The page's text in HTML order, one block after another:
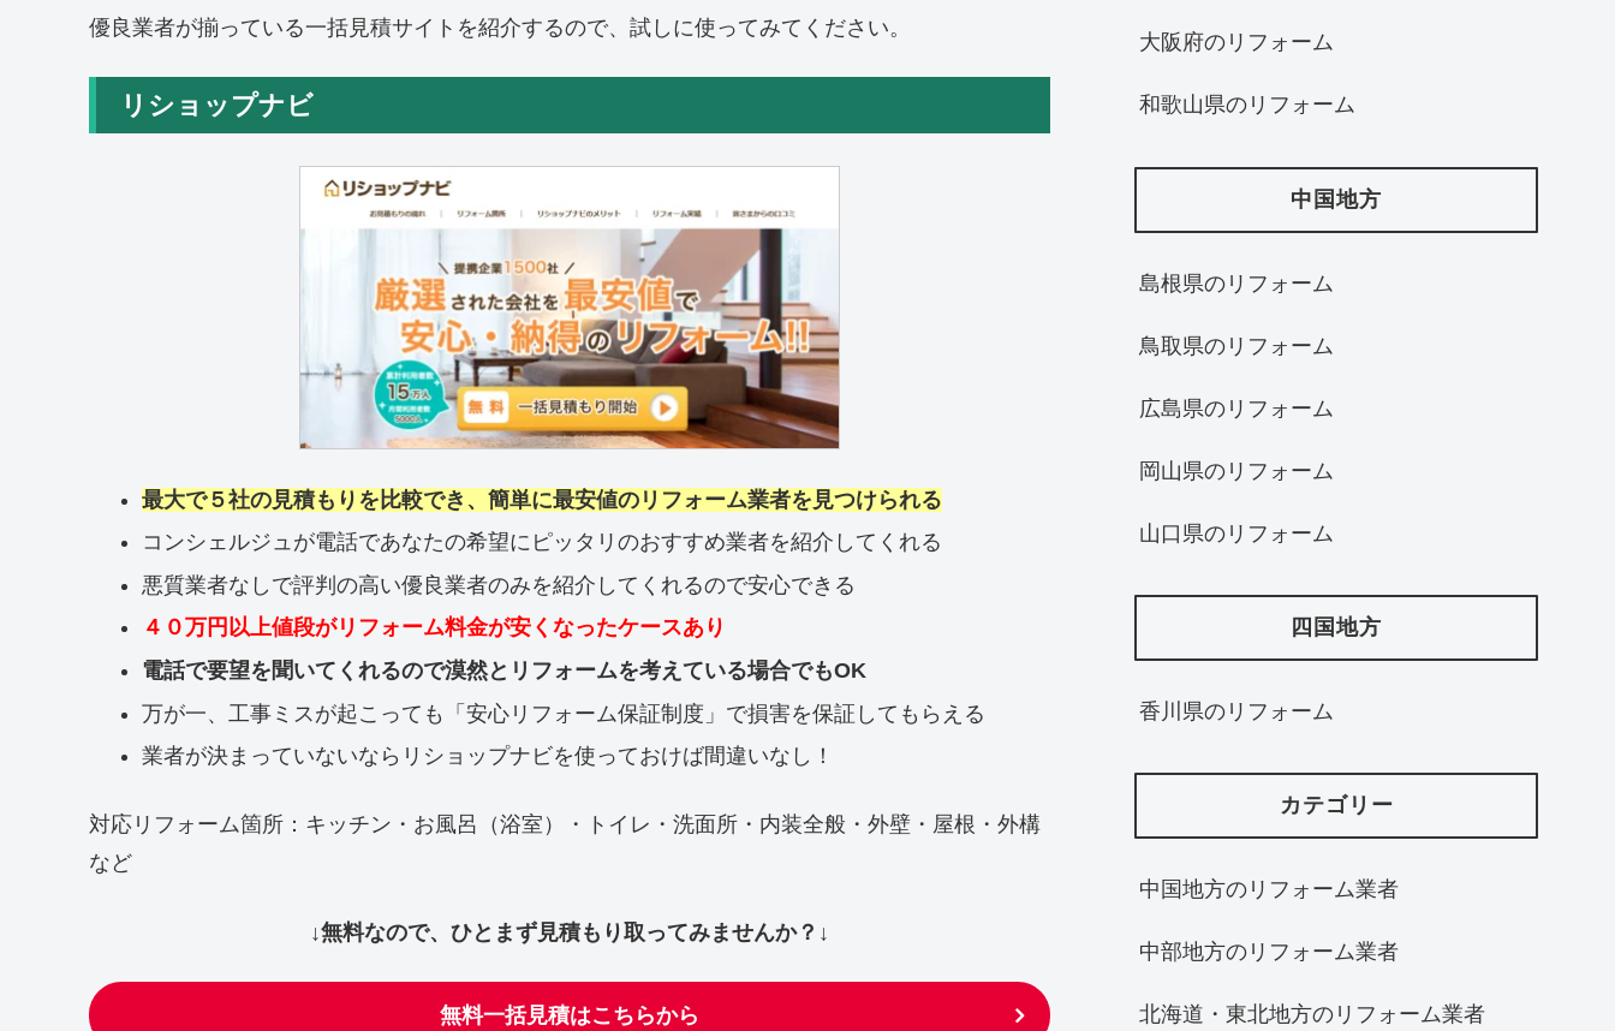
優良業者が揃っている一括見積サイトを紹介するので、試しに使ってみてください。
リショップナビ
最大で５社の見積もりを比較でき、簡単に最安値のリフォーム業者を見つけられる
コンシェルジュが電話であなたの希望にピッタリのおすすめ業者を紹介してくれる
悪質業者なしで評判の高い優良業者のみを紹介してくれるので安心できる
４０万円以上値段がリフォーム料金が安くなったケースあり
電話で要望を聞いてくれるので漠然とリフォームを考えている場合でもOK
万が一、工事ミスが起こっても「安心リフォーム保証制度」で損害を保証してもらえる
業者が決まっていないならリショップナビを使っておけば間違いなし！
対応リフォーム箇所：キッチン・お風呂（浴室）・トイレ・洗面所・内装全般・外壁・屋根・外構
など
↓無料なので、ひとまず見積もり取ってみませんか？↓
無料一括見積はこちらから
大阪府のリフォーム
和歌山県のリフォーム
中国地方
島根県のリフォーム
鳥取県のリフォーム
広島県のリフォーム
岡山県のリフォーム
山口県のリフォーム
四国地方
香川県のリフォーム
カテゴリー
中国地方のリフォーム業者
中部地方のリフォーム業者
北海道・東北地方のリフォーム業者